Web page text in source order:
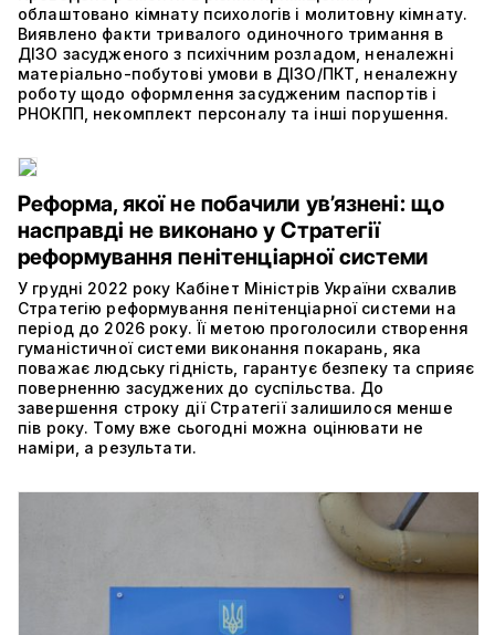
облаштовано кімнату психологів і молитовну кімнату.
Виявлено факти тривалого одиночного тримання в
ДІЗО засудженого з психічним розладом, неналежні
матеріально-побутові умови в ДІЗО/ПКТ, неналежну
роботу щодо оформлення засудженим паспортів і
РНОКПП, некомплект персоналу та інші порушення.
Реформа, якої не побачили ув’язнені: що
насправді не виконано у Стратегії
реформування пенітенціарної системи
У грудні 2022 року Кабінет Міністрів України схвалив
Стратегію реформування пенітенціарної системи на
період до 2026 року. Її метою проголосили створення
гуманістичної системи виконання покарань, яка
поважає людську гідність, гарантує безпеку та сприяє
поверненню засуджених до суспільства. До
завершення строку дії Стратегії залишилося менше
пів року. Тому вже сьогодні можна оцінювати не
наміри, а результати.